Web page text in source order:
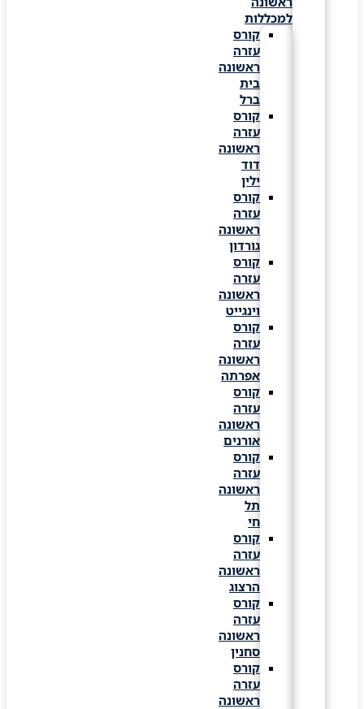
למכללות
קורס
עזרה
ראשונה
קורס
עזרה
ראשונה
קורס
עזרה
ראשונה
גורדון
קורס
עזרה
ראשונה
וינגייט
קורס
עזרה
ראשונה
אפרתה
קורס
עזרה
ראשונה
אורנים
קורס
עזרה
ראשונה
קורס
עזרה
ראשונה
הרצוג
קורס
עזרה
ראשונה
סחנין
קורס
עזרה
ראשונה